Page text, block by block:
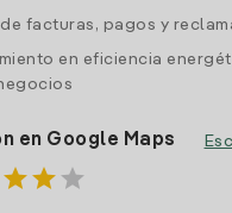
facturas, pagos y
en eficiencia
en Google Maps
starstar star